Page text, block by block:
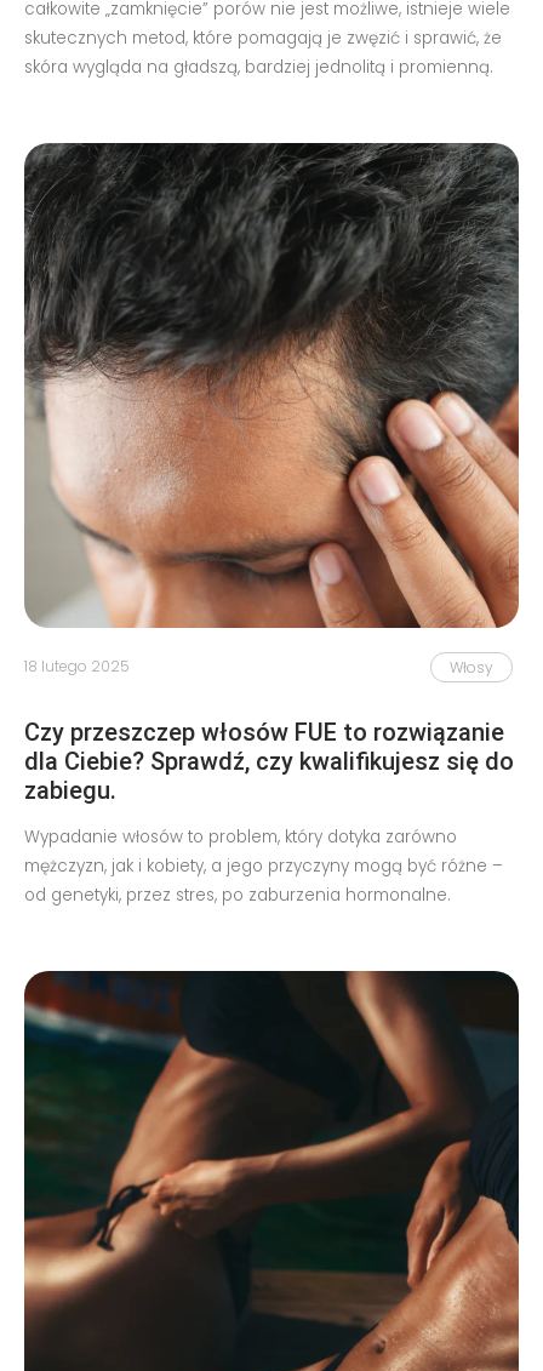
całkowite „zamknięcie” porów nie jest możliwe, istnieje wiele
skutecznych metod, które pomagają je zwęzić i sprawić, że
skóra wygląda na gładszą, bardziej jednolitą i promienną.
Włosy
18 lutego 2025
Czy przeszczep włosów FUE to rozwiązanie
dla Ciebie? Sprawdź, czy kwalifikujesz się do
zabiegu.
Wypadanie włosów to problem, który dotyka zarówno
mężczyzn, jak i kobiety, a jego przyczyny mogą być różne –
od genetyki, przez stres, po zaburzenia hormonalne.